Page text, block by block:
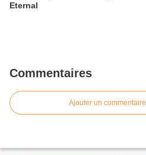
Eternal
Commentaires
Ajouter un commentaire